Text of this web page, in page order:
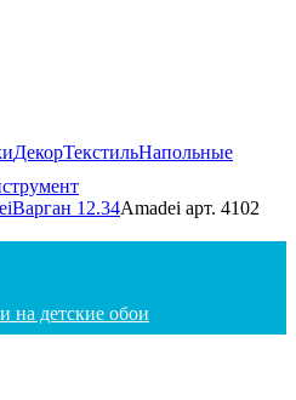
ДекорТекстильНапольные
Варган 12.34Amadei арт. 4102
на детские обои